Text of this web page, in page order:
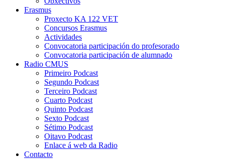
Erasmus
Proxecto KA 122 VET
Concursos Erasmus
Actividades
Convocatoria participación do profesorado
Convocatoria participación de alumnado
Radio CMUS
Primeiro Podcast
Segundo Podcast
Terceiro Podcast
Cuarto Podcast
Quinto Podcast
Sexto Podcast
Sétimo Podcast
Oitavo Podcast
Enlace á web da Radio
Contacto